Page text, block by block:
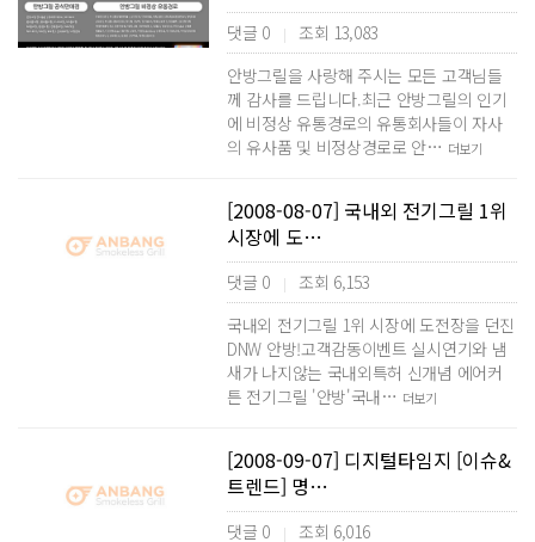
댓글 0 |
조회 13,083
안방그릴을 사랑해 주시는 모든 고객님들
께 감사를 드립니다.최근 안방그릴의 인기
에 비정상 유통경로의 유통회사들이 자사
의 유사품 및 비정상경로로 안… 더보기
[2008-08-07] 국내외 전기그릴 1위
시장에 도…
댓글 0 |
조회 6,153
국내외 전기그릴 1위 시장에 도전장을 던진
DNW 안방!고객감동이벤트 실시연기와 냄
새가 나지않는 국내외특허 신개념 에어커
튼 전기그릴 '안방'국내… 더보기
[2008-09-07] 디지털타임지 [이슈&
트렌드] 명…
댓글 0 |
조회 6,016